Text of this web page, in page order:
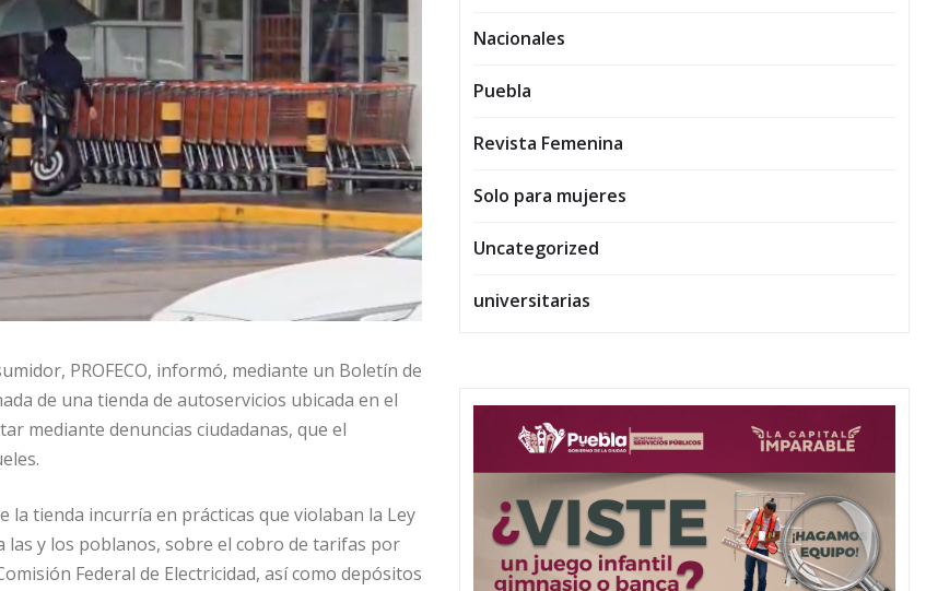
PROFECO, informó, mediante un Boletín de
de una tienda de autoservicios ubicada en el
mediante denuncias ciudadanas, que el
la tienda incurría en prácticas que violaban la Ley
las y los poblanos, sobre el cobro de tarifas por
Federal de Electricidad, así como depósitos
Nacionales
Puebla
Revista Femenina
Solo para mujeres
Uncategorized
universitarias